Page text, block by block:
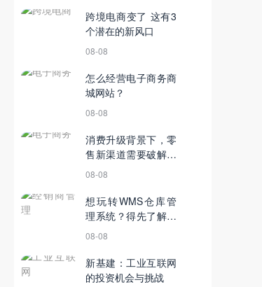
跨境电商变了 这有3
个潜在的新风口
08-08
怎么经营电子商务商
城网站？
08-08
消费升级背景下，零
售新渠道需要破解的
三个现实
08-08
想玩转WMS仓库管
理系统？得先了解这
些知识！
08-08
新基建：工业互联网
的投资机会与挑战